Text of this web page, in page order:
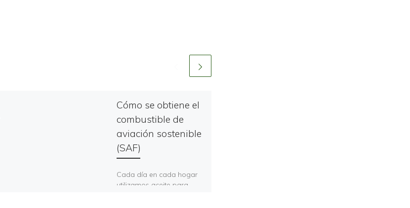
Cómo se obtiene el
combustible de
aviación sostenible
(SAF)
Cada día en cada hogar
utilizamos aceite para